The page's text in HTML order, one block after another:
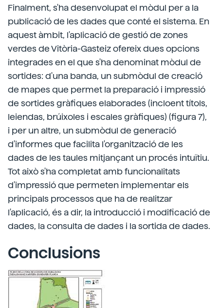
Finalment, s'ha desenvolupat el mòdul per a la
publicació de les dades que conté el sistema. En
aquest àmbit, l'aplicació de gestió de zones
verdes de Vitòria-Gasteiz ofereix dues opcions
integrades en el que s'ha denominat mòdul de
sortides: d'una banda, un submòdul de creació
de mapes que permet la preparació i impressió
de sortides gràfiques elaborades (incloent títols,
leiendas, brúixoles i escales gràfiques) (figura 7),
i per un altre, un submòdul de generació
d'informes que facilita l'organització de les
dades de les taules mitjançant un procés intuïtiu.
Tot això s'ha completat amb funcionalitats
d'impressió que permeten implementar els
principals processos que ha de realitzar
l'aplicació, és a dir, la introducció i modificació de
dades, la consulta de dades i la sortida de dades.
Conclusions